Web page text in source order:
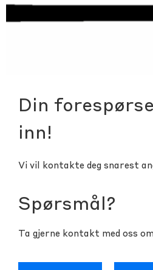
Din
inn!
Vi vil kontakte deg snarest
Spørsmål?
Ta gjerne kontakt med oss